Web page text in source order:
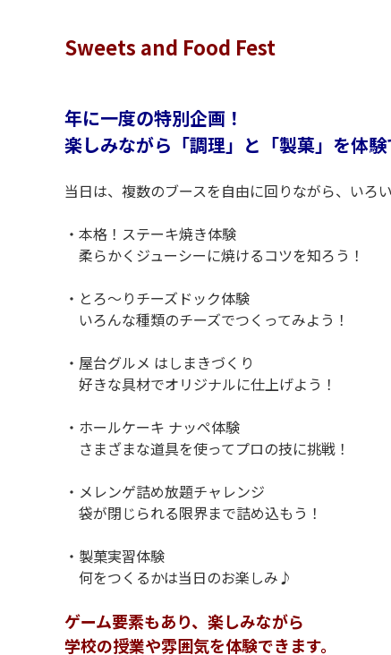
Sweets and Food Fest
年に一度の特別企画！
楽しみながら「調理」と「製菓」を体験
当日は、複数のブースを自由に回りながら、いろ
・本格！ステーキ焼き体験
柔らかくジューシーに焼けるコツを知ろう！
・とろ～りチーズドック体験
いろんな種類のチーズでつくってみよう！
・屋台グルメ はしまきづくり
好きな具材でオリジナルに仕上げよう！
・ホールケーキ ナッペ体験
さまざまな道具を使ってプロの技に挑戦！
・メレンゲ詰め放題チャレンジ
袋が閉じられる限界まで詰め込もう！
・製菓実習体験
何をつくるかは当日のお楽しみ♪
ゲーム要素もあり、楽しみながら
学校の授業や雰囲気を体験できます。